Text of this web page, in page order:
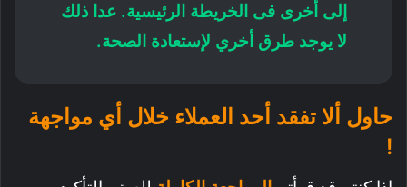
إلى أخرى فى الخريطة الرئيسية. عدا ذلك
لا يوجد طرق أخري لإستعادة الصحة.
حاول ألا تفقد أحد العملاء خلال أي مواجهة
!